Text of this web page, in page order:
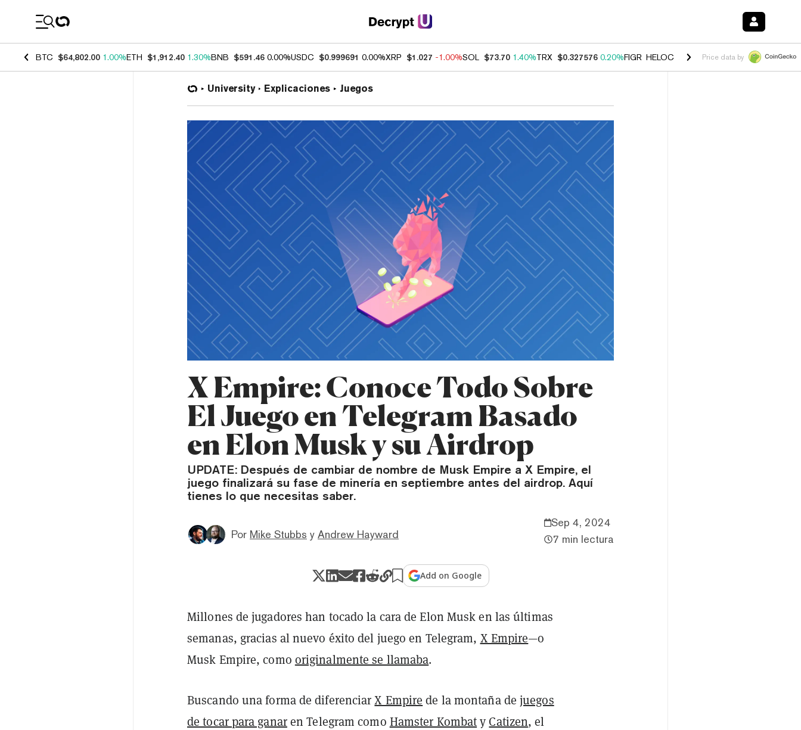
BTC $64,802.00 1.00%ETH $1,912.40 1.30%BNB $591.46 0.00%USDC $0.999691 0.00%XRP $1.027 -1.00%SOL $73.70 1.40%TRX $0.327576 0.20%FIGR_HELOC $1.035 1.40%HYPE $55.74
Price data by
University Explicaciones Juegos
X Empire: Conoce Todo Sobre
El Juego en Telegram Basado
en Elon Musk y su Airdrop
UPDATE: Después de cambiar de nombre de Musk Empire a X Empire, el
juego finalizará su fase de minería en septiembre antes del airdrop. Aquí
tienes lo que necesitas saber.
Por Mike Stubbs y Andrew Hayward
Sep 4, 2024
7 min lectura
Add on Google
Millones de jugadores han tocado la cara de Elon Musk en las últimas
semanas, gracias al nuevo éxito del juego en Telegram, X Empire—o
Musk Empire, como originalmente se llamaba.
Buscando una forma de diferenciarX Empire de la montaña dejuegos
de tocar para ganaren Telegram como Hamster Kombaty Catizen, el